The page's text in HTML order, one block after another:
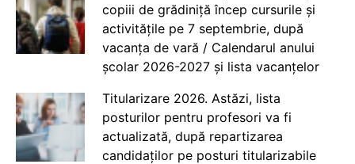
copiii de grădiniță încep cursurile și
activitățile pe 7 septembrie, după
vacanța de vară / Calendarul anului
școlar 2026-2027 și lista vacanțelor
Titularizare 2026. Astăzi, lista
posturilor pentru profesori va fi
actualizată, după repartizarea
candidaților pe posturi titularizabile